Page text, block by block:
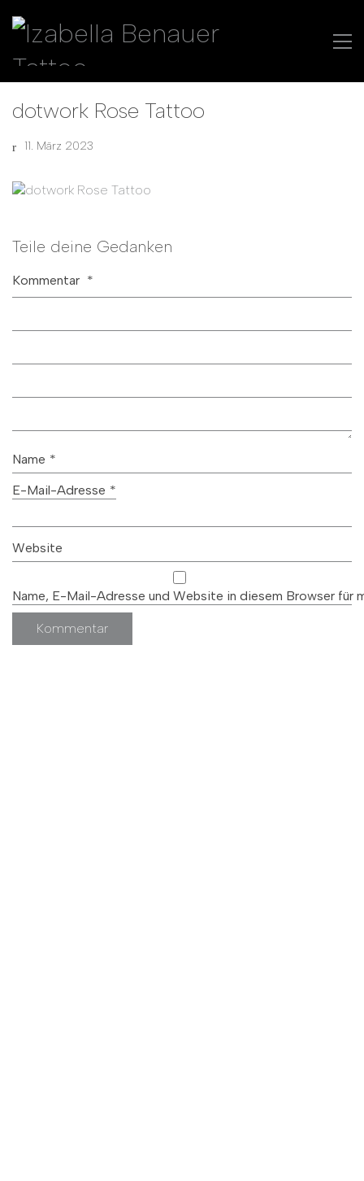
dotwork Rose Tattoo
11. März 2023
Teile deine Gedanken
Kommentar *
Name *
E-Mail-Adresse *
Website
Name, E-Mail-Adresse und Website in diesem Browser für